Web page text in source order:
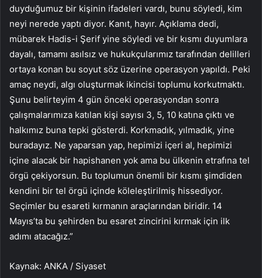
duyduğumuz bir kişinin ifadeleri vardı, bunu söyledi, kim
neyi nerede yaptı diyor. Kanıt, hayır. Açıklama dedi,
mübarek Hadis-i Şerif yine söyledi ve bir kısmı duyumlara
dayalı, tamamı asılsız ve hukukçularımız tarafından delilleri
ortaya konan bu soyut söz üzerine operasyon yapıldı. Peki
amaç neydi, algı oluşturmak ikincisi toplumu korkutmaktı.
Şunu belirteyim 4 gün önceki operasyondan sonra
çalışmalarımıza katılan kişi sayısı 3, 5, 10 katına çıktı ve
halkımız buna tepki gösterdi. Korkmadık, yılmadık, yine
buradayız. Ne yaparsan yap, hepimizi içeri al, hepimizi
içine alacak bir hapishanen yok ama bu ülkenin etrafına tel
örgü çekiyorsun. Bu toplumun önemli bir kısmı şimdiden
kendini bir tel örgü içinde köleleştirilmiş hissediyor.
Seçimler bu esareti kırmanın araçlarından biridir. 14
Mayıs’ta bu şehirden bu esaret zincirini kırmak için ilk
adımı atacağız.”
Kaynak: ANKA / Siyaset